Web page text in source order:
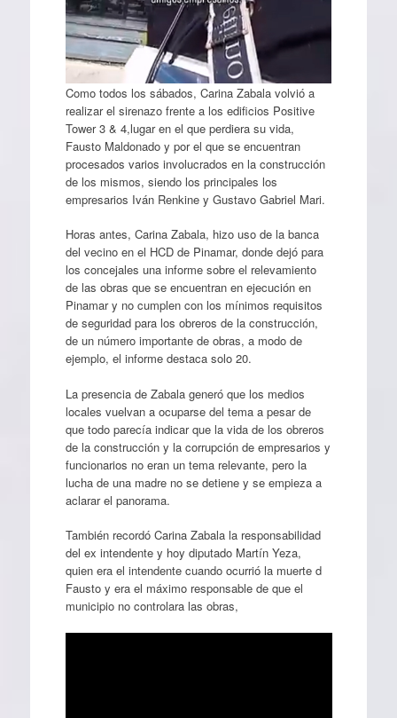
Como todos los sábados, Carina Zabala volvió a
realizar el sirenazo frente a los edificios Positive
Tower 3 & 4,lugar en el que perdiera su vida,
Fausto Maldonado y por el que se encuentran
procesados varios involucrados en la construcción
de los mismos, siendo los principales los
empresarios Iván Renkine y Gustavo Gabriel Mari.
Horas antes, Carina Zabala, hizo uso de la banca
del vecino en el HCD de Pinamar, donde dejó para
los concejales una informe sobre el relevamiento
de las obras que se encuentran en ejecución en
Pinamar y no cumplen con los mínimos requisitos
de seguridad para los obreros de la construcción,
de un número importante de obras, a modo de
ejemplo, el informe destaca solo 20.
La presencia de Zabala generó que los medios
locales vuelvan a ocuparse del tema a pesar de
que todo parecía indicar que la vida de los obreros
de la construcción y la corrupción de empresarios y
funcionarios no eran un tema relevante, pero la
lucha de una madre no se detiene y se empieza a
aclarar el panorama.
También recordó Carina Zabala la responsabilidad
del ex intendente y hoy diputado Martín Yeza,
quien era el intendente cuando ocurrió la muerte d
Fausto y era el máximo responsable de que el
municipio no controlara las obras,